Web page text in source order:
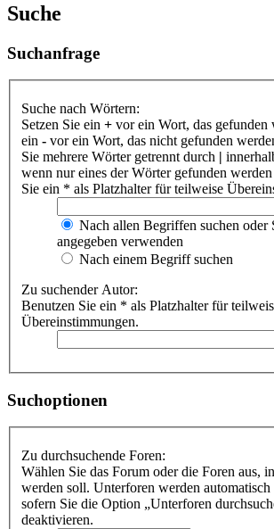
Suche
Suchanfrage
Suche nach Wörtern:
Setzen Sie ein + vor ein Wort, das gefunden
ein - vor ein Wort, das nicht gefunden
Sie mehrere Wörter getrennt durch |
wenn nur eines der Wörter gefunden
Sie ein * als Platzhalter für teilweise
Nach allen Begriffen suchen oder
angegeben verwenden
Nach einem Begriff suchen
Zu suchender Autor:
Benutzen Sie ein * als Platzhalter für
Übereinstimmungen.
Suchoptionen
Zu durchsuchende Foren:
Wählen Sie das Forum oder die Foren aus,
werden soll. Unterforen werden
sofern Sie die Option „Unterforen
deaktivieren.